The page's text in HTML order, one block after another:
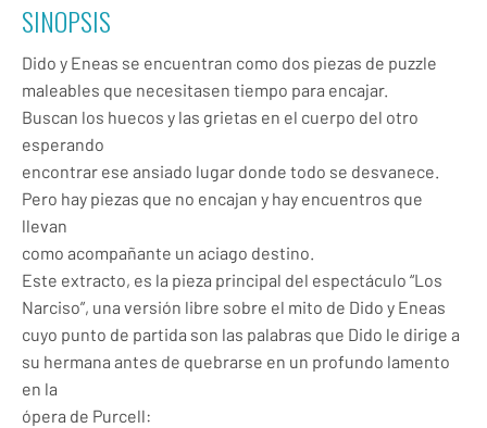
SINOPSIS
Dido y Eneas se encuentran como dos piezas de puzzle
maleables que necesitasen tiempo para encajar.
Buscan los huecos y las grietas en el cuerpo del otro
esperando
encontrar ese ansiado lugar donde todo se desvanece.
Pero hay piezas que no encajan y hay encuentros que
llevan
como acompañante un aciago destino.
Este extracto, es la pieza principal del espectáculo “Los
Narciso”, una versión libre sobre el mito de Dido y Eneas
cuyo punto de partida son las palabras que Dido le dirige a
su hermana antes de quebrarse en un profundo lamento
en la
ópera de Purcell: